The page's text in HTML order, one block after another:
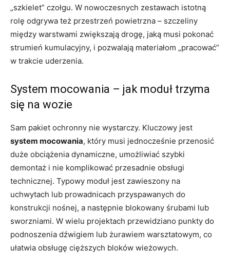
„szkielet” czołgu. W nowoczesnych zestawach istotną
rolę odgrywa też przestrzeń powietrzna – szczeliny
między warstwami zwiększają drogę, jaką musi pokonać
strumień kumulacyjny, i pozwalają materiałom „pracować”
w trakcie uderzenia.
System mocowania – jak moduł trzyma
się na wozie
Sam pakiet ochronny nie wystarczy. Kluczowy jest
system mocowania, który musi jednocześnie przenosić
duże obciążenia dynamiczne, umożliwiać szybki
demontaż i nie komplikować przesadnie obsługi
technicznej. Typowy moduł jest zawieszony na
uchwytach lub prowadnicach przyspawanych do
konstrukcji nośnej, a następnie blokowany śrubami lub
sworzniami. W wielu projektach przewidziano punkty do
podnoszenia dźwigiem lub żurawiem warsztatowym, co
ułatwia obsługę cięższych bloków wieżowych.